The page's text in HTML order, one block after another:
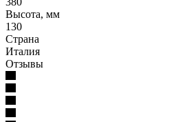
Высота, мм
130
Страна
Италия
Отзывы